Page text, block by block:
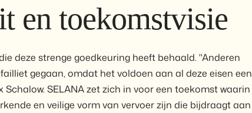
en toekomstvisie
deze strenge goedkeuring heeft behaald. "Anderen
gegaan, omdat het voldoen aan al deze eisen een
SELANA zet zich in voor een toekomst waarin
en veilige vorm van vervoer zijn die bijdraagt aan